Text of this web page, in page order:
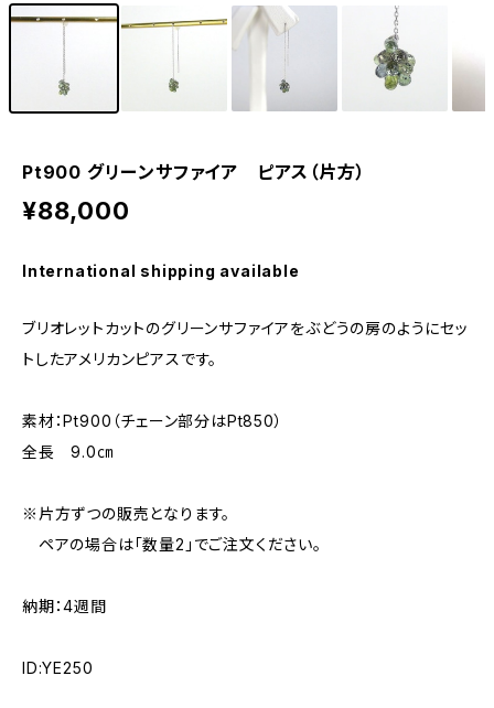
Pt900 グリーンサファイア ピアス（片方）
¥88,000
International shipping available
ブリオレットカットのグリーンサファイアをぶどうの房のようにセッ
トしたアメリカンピアスです。
素材：Pt900（チェーン部分はPt850）
全長 9.0㎝
※片方ずつの販売となります。
ペアの場合は「数量2」でご注文ください。
納期：4週間
ID:YE250